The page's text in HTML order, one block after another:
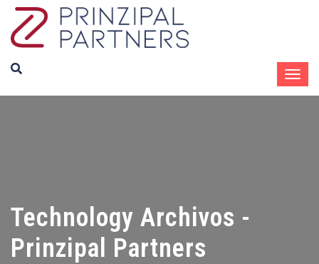
Technology Archivos -
Prinzipal Partners